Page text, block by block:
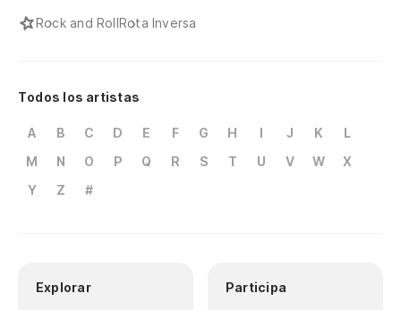
Rock and RollRota Inversa
Todos los artistas
A B C D E F G H I J K
L
M
N O P Q R S T U V W
X
Y
Z #
Explorar Participa